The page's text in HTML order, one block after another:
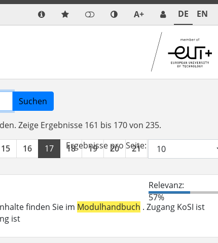
A+ DE EN
Suchen
Zeige Ergebnisse 161 bis 170 von 235.
15 16 17 18 19 20 21 22
Ergebnisse pro Seite:
Relevanz:
57%
finden Sie im Modulhandbuch . Zugang KoSI ist
ist